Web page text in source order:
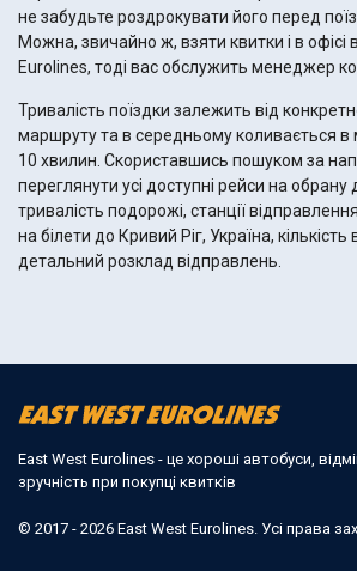
не забудьте роздрокувати його перед
Можна, звичайно ж, взяти квитки і в офісі
Eurolines, тоді вас обслужить менеджер
Тривалість поїздки залежить від
маршруту та в середньому коливається в
10 хвилин. Скориставшись пошуком за напрямком ви можете
переглянути усі доступні рейси на
тривалість подорожі, станції
на білети до Кривий Ріг, Україна, кількість
детальний розклад відправлень.
East West Eurolines - це хороші автобуси,
зручність при покупці квитків
© 2017 - 2026 East West Eurolines. Усі права